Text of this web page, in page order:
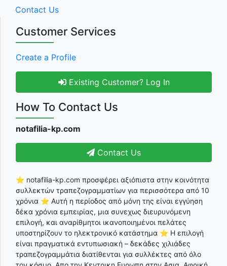
Contact Us
Customer Services
Create a Profile
Existing Customer? Log In
How To Contact Us
notafilia-kp.com
Contact Us
⭐ notafilia-kp.com προσφέρει αξιόπιστα στην κοινότητα
συλλεκτών τραπεζογραμματίων για περισσότερα από 10
χρόνια ⭐ Αυτή η περίοδος από μόνη της είναι εγγύηση
δέκα χρόνια εμπειρίας, μια συνεχως διευρυνόμενη
επιλογή, και αναρίθμητοι ικανοποιημένοι πελάτες
υποστηρίζουν το ηλεκτρονικό κατάστημα ⭐ Η επιλογή
είναι πραγματικά εντυπωσιακή – δεκάδες χιλιάδες
τραπεζογραμμάτια διατίθενται για συλλέκτες από όλο